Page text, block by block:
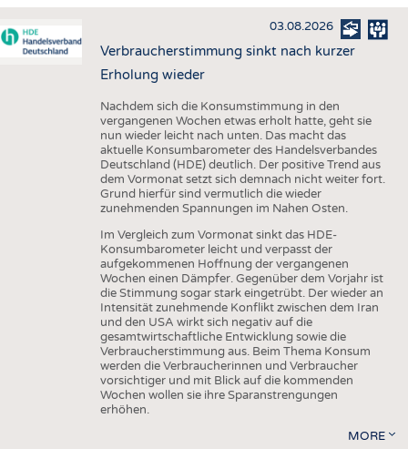
HAUS- UND HEIMTEXTILIEN
BEKLEIDUNG
AUSSCHREIBUNGEN
DTV AUSSCHREIBUNGSDIENST
STATISTICS
ADRESSEN & LINKS
PUBLIKATIONEN
TERMINE
BRANCHENTERMINE
03.08.2026
Verbraucherstimmung sinkt nach kurzer
Erholung wieder
Nachdem sich die Konsumstimmung in den
vergangenen Wochen etwas erholt hatte, geht sie
nun wieder leicht nach unten. Das macht das
aktuelle Konsumbarometer des Handelsverbandes
Deutschland (HDE) deutlich. Der positive Trend aus
dem Vormonat setzt sich demnach nicht weiter fort.
Grund hierfür sind vermutlich die wieder
zunehmenden Spannungen im Nahen Osten.
Im Vergleich zum Vormonat sinkt das HDE-
Konsumbarometer leicht und verpasst der
aufgekommenen Hoffnung der vergangenen
Wochen einen Dämpfer. Gegenüber dem Vorjahr ist
die Stimmung sogar stark eingetrübt. Der wieder an
Intensität zunehmende Konflikt zwischen dem Iran
und den USA wirkt sich negativ auf die
gesamtwirtschaftliche Entwicklung sowie die
Verbraucherstimmung aus. Beim Thema Konsum
werden die Verbraucherinnen und Verbraucher
vorsichtiger und mit Blick auf die kommenden
Wochen wollen sie ihre Sparanstrengungen
erhöhen.
MORE